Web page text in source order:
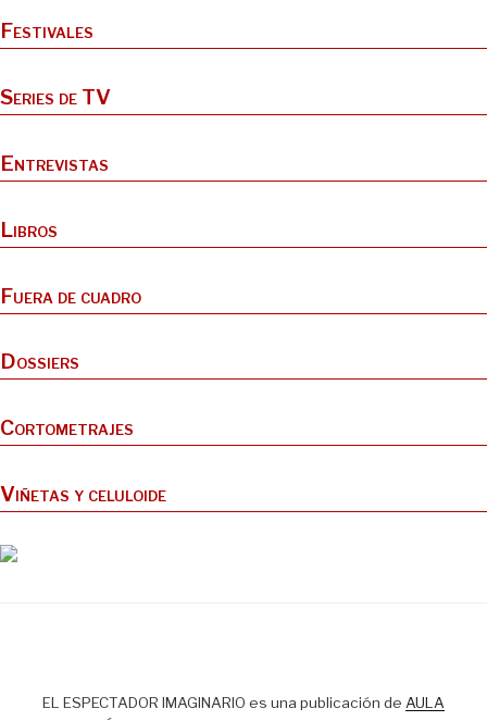
Festivales
Series de TV
Entrevistas
Libros
Fuera de cuadro
Dossiers
Cortometrajes
Viñetas y celuloide
EL ESPECTADOR IMAGINARIO es una publicación de AULA